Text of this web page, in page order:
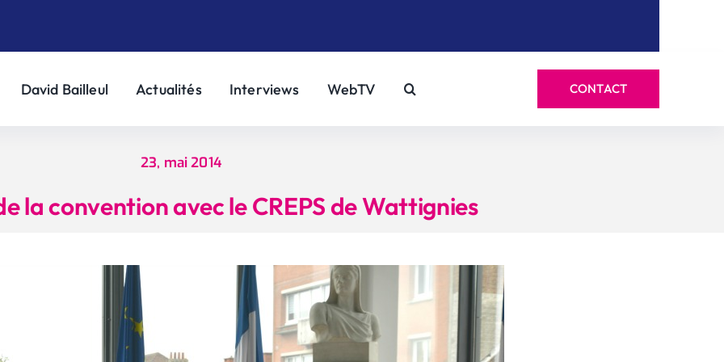
David Bailleul Actualités Interviews WebTV CONTACT
23, mai 2014
la convention avec le CREPS de Wattignies